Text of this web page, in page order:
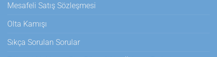
Mesafeli Satış Sözleşmesi
Olta Kamışı
Sıkça Sorulan Sorular